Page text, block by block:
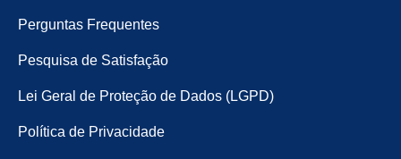
Perguntas Frequentes
Pesquisa de Satisfação
Lei Geral de Proteção de Dados (LGPD)
Política de Privacidade